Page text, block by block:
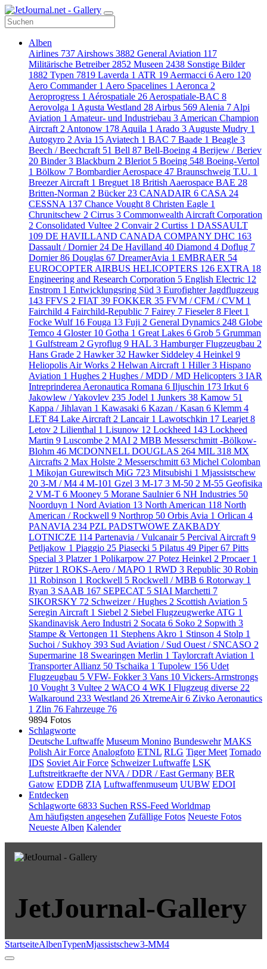
Alben
Airlines 737 Airshows 3882 General Aviation 117
Militärische Betreiber 2852 Museen 2438 Sonstige Bilder
1882 Typen 7819 Laverda 1 ATR 19 Aermacci 6 Aero 120
Aero Commander 1 Aero Spacelines 1 Aeronca 2
Aeroprogress 1 Aérospatiale 26 Aerospatiale-BAC 8
Aerovolga 1 Agusta Westland 28 Airbus 569 Alenia 7 Alpi
Aviation 1 Amateur- und Industriebau 3 American Champion
Aircraft 2 Antonow 178 Aquila 1 Arado 3 Auguste Mudry 1
Autogyro 2 Avia 15 Aviatech 1 BAC 7 Baade 1 Beagle 3
Beech / Beechcraft 51 Bell 87 Bell-Boeing 4 Berijew / Beriev
20 Binder3 Blackburn 2 Bleriot 5 Boeing 548 Boeing-Vertol
1 Bölkow 7 Bombardier Aerospace 47 Braunschweig T.U. 1
Breezer Aircraft 1 Breguet 18 British Aaerospace BAE 28
Britten-Norman 2 Bücker 23 CANADAIR 6 CASA 24
CESSNA 137 Chance Vought 8 Christen Eagle 1
Chrunitschew 2 Cirrus 3 Commonwealth Aircraft Corporation
2 Consolidated Vultee 2 Convair 2 Curtiss 1 DASSAULT
109 DE HAVILLAND CANADA COMPANY DHC 163
Dassault / Dornier 24 De Havilland 40 Diamond 4 Doflug 7
Dornier86 Douglas 67 DreamerAvia 1 EMBRAER 54
EUROCOPTER AIRBUS HELICOPTERS 126 EXTRA 18
Engineering and Research Corporation 5 English Electric 12
Enstrom 1 Entwicklungsring Süd 3 Eurofighter Jagdflugzeug
143 FFVS 2 FIAT 39 FOKKER 35 FVM / CFM / CVM 1
Fairchild 4 Fairchild-Republic 7 Fairey 7 Fieseler8 Fleet 1
Focke Wulf 16 Fouga 13 Fuji 2 General Dynamics 248 Globe
Temco 4 Gloster 10 Gotha 1 Great Lakes 6 Grob 5 Grumman
1 Gulfstream 2 Gyroflug 9 HAL 3 Hamburger Flugzeugbau 2
Hans Grade 2 Hawker32 Hawker Siddeley 4 Heinkel 9
Heliopolis Air Works 2 Helwan Aircraft 1 Hiller3 Hispano
Aviation 1 Hughes 2 Hughes / MDD / MD Helicopters 3 IAR
Intreprinderea Aeronautica Romana 6 Iljuschin 173 Irkut 6
Jakowlew / Yakovlev 235 Jodel 1 Junkers 38 Kamow 51
Kappa / Jihlavan 1 Kawasaki 6 Kazan / Kasan 6 Klemm 4
LET 84 Lake Aircraft 2 Lancair 1 Lawotschkin 17 Learjet 8
Letov 2 Lilienthal 1 Lisunow 12 Lockheed 143 Lockheed
Martin 9 Luscombe 2 MAI 2 MBB Messerschmitt -Bölkow-
Blohm 46 MCDONNELL DOUGLAS 264 MIL 318 MX
Aircrafts 2 Max Holste 2 Messerschmitt 63 Michel Colomban
1 Mikojan Gurewitsch MiG 723 Mitsubishi 1 Mjassistschew
20 3-M / M4 4 M-101 Gzel 3 M-17 3 M-50 2 M-55 Geofisika
2 VM-T 6 Mooney 5 Morane Saulnier6 NH Industries 50
Noorduyn 1 Nord Aviation 13 North American 118 North
American / Rockwell 9 Northrop 50 Orbis Avia 1 Orlican 4
PANAVIA 234 PZL PADSTWOWE ZAKBADY
LOTNICZE 114 Partenavia / Vulcanair 5 Percival Aircraft 9
Petljakow 1 Piaggio 25 Piasecki 5 Pilatus 49 Piper67 Pitts
Special 3 Platzer 1 Polikarpow 27 Potez Heinkel 2 Procaer 1
Pützer 1 ROKS-Aero / MAPO 1 RWD 3 Republic 30 Robin
11 Robinson 1 Rockwell 5 Rockwell / MBB 6 Rotorway 1
Ryan 3 SAAB 167 SEPECAT 5 SIAI Marchetti 7
SIKORSKY 72 Schweizer / Hughes 2 Scottish Aviation 5
Seregin Aircraft 1 Siebel 2 Siebel Flugzeugwerke ATG 1
Skandinavisk Aero Industri 2 Socata 6 Soko 2 Sopwith 3
Stampe & Vertongen 11 Stephens Akro 1 Stinson 4 Stolp 1
Suchoi / Sukhoy 393 Sud Aviation / Sud Ouest / SNCASO 2
Supermarine 18 Swearingen Merlin 1 Taylorcraft Aviation 1
Transporter Allianz 50 Tschaika 1 Tupolew 156 Udet
Flugzeugbau 5 VFW- Fokker3 Vans 10 Vickers-Armstrongs
10 Vought 3 Vultee 2 WACO 4 WK I Flugzeug diverse 22
Walkaround 233 Westland 26 XtremeAir6 Zivko Aeronautics
1 Zlin 76 Fahrzeuge 76
9894 Fotos
Schlagworte
Deutsche Luftwaffe Museum Monino Bundeswehr MAKS
Polish Air Force Analogfoto ETNL RLG Tiger Meet Tornado
IDS Soviet Air Force Schweizer Luftwaffe LSK
Luftstreitkraefte der NVA / DDR / East Germany BER
Gatow EDDB ZIA Luftwaffenmuseum UUBW EDOI
Entdecken
Schlagworte 6833 Suchen RSS-Feed Worldmap
Am häufigsten angesehen Zufällige Fotos Neueste Fotos
Neueste Alben Kalender
JetJournal-Gallery
StartseiteAlbenTypenMjassistschew3-MM4